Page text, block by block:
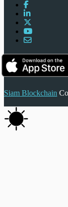
Siam Blockchain